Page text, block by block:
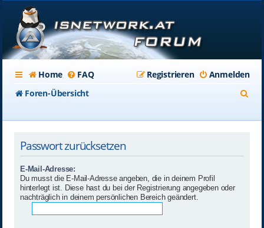
Home FAQ Anmelden
Registrieren
Foren-Übersicht
Passwort zurücksetzen
E-Mail-Adresse:
Du musst die E-Mail-Adresse angeben, die in deinem Profil
hinterlegt ist. Diese hast du bei der Registrierung angegeben oder
nachträglich in deinem persönlichen Bereich geändert.